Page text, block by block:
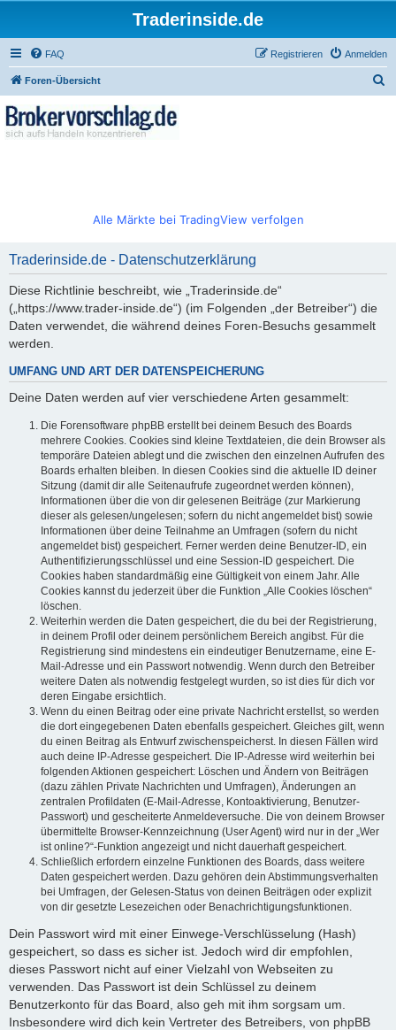
Traderinside.de
FAQ Anmelden
Registrieren
Foren-Übersicht
Alle Märkte bei TradingView verfolgen
Traderinside.de - Datenschutzerklärung
Diese Richtlinie beschreibt, wie „Traderinside.de“
(„https://www.trader-inside.de“) (im Folgenden „der Betreiber“) die
Daten verwendet, die während deines Foren-Besuchs gesammelt
werden.
UMFANG UND ART DER DATENSPEICHERUNG
Deine Daten werden auf vier verschiedene Arten gesammelt:
Die Forensoftware phpBB erstellt bei deinem Besuch des Boards
mehrere Cookies. Cookies sind kleine Textdateien, die dein Browser als
temporäre Dateien ablegt und die zwischen den einzelnen Aufrufen des
Boards erhalten bleiben. In diesen Cookies sind die aktuelle ID deiner
Sitzung (damit dir alle Seitenaufrufe zugeordnet werden können),
Informationen über die von dir gelesenen Beiträge (zur Markierung
dieser als gelesen/ungelesen; sofern du nicht angemeldet bist) sowie
Informationen über deine Teilnahme an Umfragen (sofern du nicht
angemeldet bist) gespeichert. Ferner werden deine Benutzer-ID, ein
Authentifizierungsschlüssel und eine Session-ID gespeichert. Die
Cookies haben standardmäßig eine Gültigkeit von einem Jahr. Alle
Cookies kannst du jederzeit über die Funktion „Alle Cookies löschen“
löschen.
Weiterhin werden die Daten gespeichert, die du bei der Registrierung,
in deinem Profil oder deinem persönlichem Bereich angibst. Für die
Registrierung sind mindestens ein eindeutiger Benutzername, eine E-
Mail-Adresse und ein Passwort notwendig. Wenn durch den Betreiber
weitere Daten als notwendig festgelegt wurden, so ist dies für dich vor
deren Eingabe ersichtlich.
Wenn du einen Beitrag oder eine private Nachricht erstellst, so werden
die dort eingegebenen Daten ebenfalls gespeichert. Gleiches gilt, wenn
du einen Beitrag als Entwurf zwischenspeicherst. In diesen Fällen wird
auch deine IP-Adresse gespeichert. Die IP-Adresse wird weiterhin bei
folgenden Aktionen gespeichert: Löschen und Ändern von Beiträgen
(dazu zählen Private Nachrichten und Umfragen), Änderungen an
zentralen Profildaten (E-Mail-Adresse, Kontoaktivierung, Benutzer-
Passwort) und gescheiterte Anmeldeversuche. Die von deinem Browser
übermittelte Browser-Kennzeichnung (User Agent) wird nur in der „Wer
ist online?“-Funktion angezeigt und nicht dauerhaft gespeichert.
Schließlich erfordern einzelne Funktionen des Boards, dass weitere
Daten gespeichert werden. Dazu gehören dein Abstimmungsverhalten
bei Umfragen, der Gelesen-Status von deinen Beiträgen oder explizit
von dir gesetzte Lesezeichen oder Benachrichtigungsfunktionen.
Dein Passwort wird mit einer Einwege-Verschlüsselung (Hash)
gespeichert, so dass es sicher ist. Jedoch wird dir empfohlen,
dieses Passwort nicht auf einer Vielzahl von Webseiten zu
verwenden. Das Passwort ist dein Schlüssel zu deinem
Benutzerkonto für das Board, also geh mit ihm sorgsam um.
Insbesondere wird dich kein Vertreter des Betreibers, von phpBB